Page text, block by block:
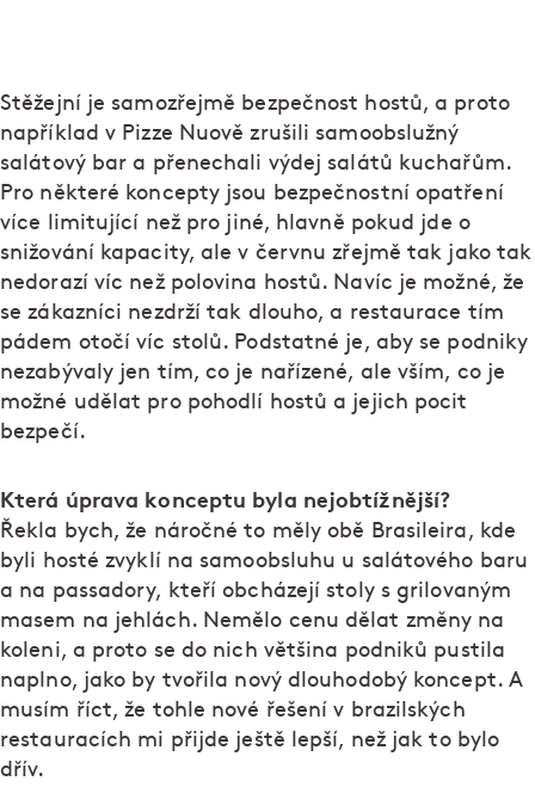
Stěžejní je samozřejmě bezpečnost hostů, a proto
například v Pizze Nuově zrušili samoobslužný
salátový bar a přenechali výdej salátů kuchařům.
Pro některé koncepty jsou bezpečnostní opatření
více limitující než pro jiné, hlavně pokud jde o
snižování kapacity, ale v červnu zřejmě tak jako tak
nedorazí víc než polovina hostů. Navíc je možné, že
se zákazníci nezdrží tak dlouho, a restaurace tím
pádem otočí víc stolů. Podstatné je, aby se podniky
nezabývaly jen tím, co je nařízené, ale vším, co je
možné udělat pro pohodlí hostů a jejich pocit
bezpečí.
Která úprava konceptu byla nejobtížnější?
Řekla bych, že náročné to měly obě Brasileira, kde
byli hosté zvyklí na samoobsluhu u salátového baru
a na passadory, kteří obcházejí stoly s grilovaným
masem na jehlách. Nemělo cenu dělat změny na
koleni, a proto se do nich většina podniků pustila
naplno, jako by tvořila nový dlouhodobý koncept. A
musím říct, že tohle nové řešení v brazilských
restauracích mi přijde ještě lepší, než jak to bylo
dřív.